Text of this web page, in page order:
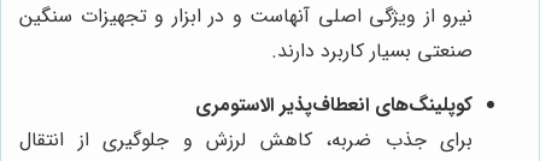
نیرو از ویژگی اصلی آنهاست و در ابزار و تجهیزات سنگین
صنعتی بسیار کاربرد دارند.
کوپلینگ‌های انعطاف‌پذیر الاستومری
برای جذب ضربه، کاهش لرزش و جلوگیری از انتقال